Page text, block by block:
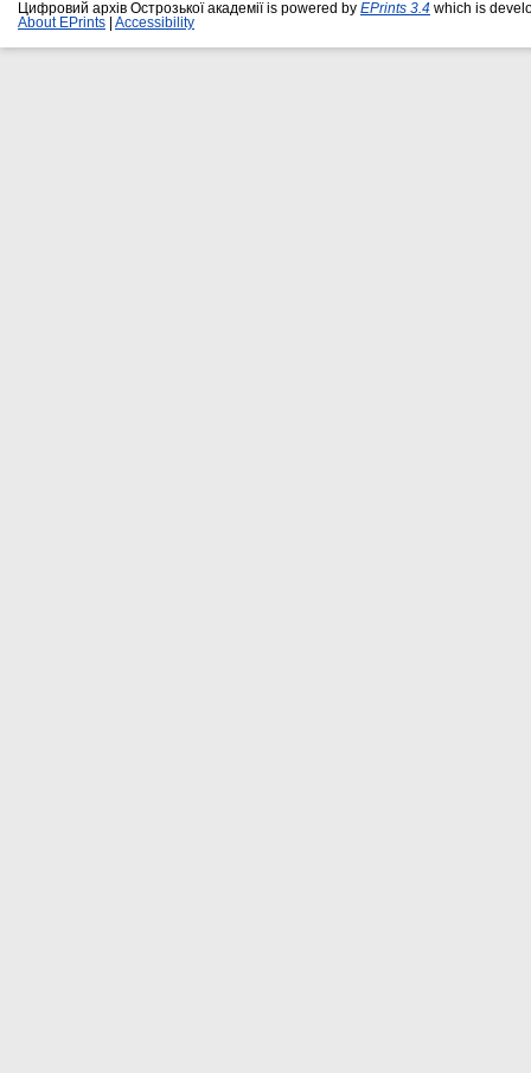
Цифровий архів Острозької академії is powered by EPrints 3.4 which is
About EPrints
Accessibility